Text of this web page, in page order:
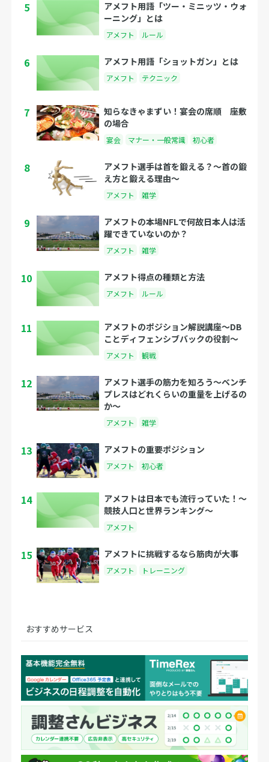
5
アメフト用語「ツー・ミニッツ・ウォ
ーニング」とは
アメフト ルール
6 アメフト用語「ショットガン」とは
アメフト テクニック
7
知らなきゃまずい！宴会の席順 座敷
の場合
宴会 マナー・一般常識 初心者
8
アメフト選手は首を鍛える？〜首の鍛
え方と鍛える理由〜
アメフト 雑学
9
アメフトの本場NFLで何故日本人は活
躍できていないのか？
アメフト 雑学
10 アメフト得点の種類と方法
アメフト ルール
11
アメフトのポジション解説講座〜DB
ことディフェンシブバックの役割〜
アメフト 観戦
12
アメフト選手の筋力を知ろう〜ベンチ
プレスはどれくらいの重量を上げるの
か〜
アメフト 雑学
13 アメフトの重要ポジション
アメフト 初心者
14
アメフトは日本でも流行っていた！〜
競技人口と世界ランキング〜
アメフト
15 アメフトに挑戦するなら筋肉が大事
アメフト トレーニング
おすすめサービス